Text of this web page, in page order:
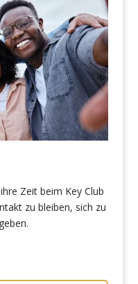
Zeit beim Key Club
zu bleiben, sich zu